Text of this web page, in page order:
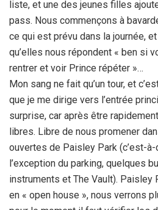
liste, et une des jeunes filles
pass. Nous commençons à
ce qui est prévu dans la journée,
qu’elles nous répondent « ben si
rentrer et voir Prince répéter »…
Mon sang ne fait qu’un tour, et
que je me dirige vers l’entrée
surprise, car après être
libres. Libre de nous promener
ouvertes de Paisley Park (c’est-
l’exception du parking, quelques
instruments et The Vault). Paisley
en « open house », nous verrons